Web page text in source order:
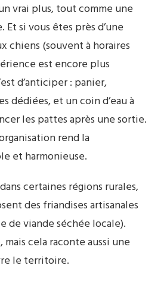
vrai plus, tout comme une
Et si vous êtes près d’une
chiens (souvent à horaires
est encore plus
d’anticiper : panier,
dédiées, et un coin d’eau à
les pattes après une sortie.
rend la
et harmonieuse.
certaines régions rurales,
des friandises artisanales
de viande séchée locale).
mais cela raconte aussi une
le territoire.